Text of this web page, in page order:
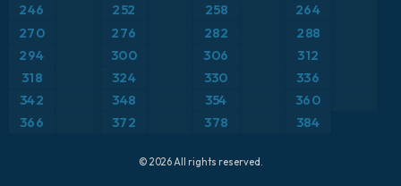
スカンジナビア
スペイン
トルコ
積雪深
突風
突風（最大）
246 252 258
264
270
276 282
288
294
300 306
312
318
324 330 336
342 348 354 360
366 372 378 384
© 2026 All rights reserved.